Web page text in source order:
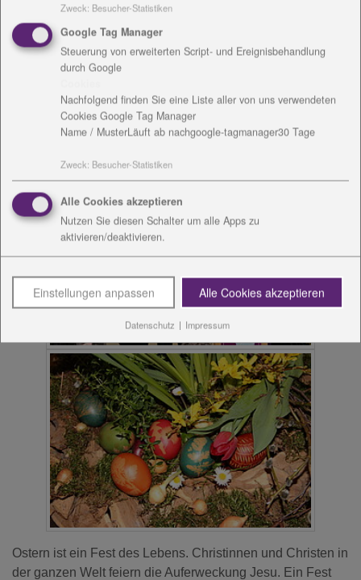
Ostern ist ein Fest des Lebens. Christinnen und Christen in
der ganzen Welt feiern die Auferweckung Jesu. Ein Fest
Zweck: Besucher-Statistiken
Google Tag Manager
Steuerung von erweiterten Script- und Ereignisbehandlung
durch Google
Nachfolgend finden Sie eine Liste aller von uns verwendeten
Cookies Google Tag Manager
Name / MusterLäuft ab nachgoogle-tagmanager30 Tage
Zweck: Besucher-Statistiken
Alle Cookies akzeptieren
Nutzen Sie diesen Schalter um alle Apps zu
aktivieren/deaktivieren.
Einstellungen anpassen Alle Cookies akzeptieren
Datenschutz | Impressum